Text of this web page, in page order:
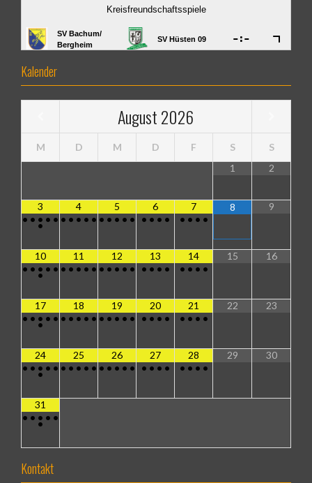
Kalender
August2026
M D M D F S
S
1
2
3
• • • • •
•
4
• • • • •
5
• • • • •
6
• • • •
7
• • • •
8 9
10
• • • • •
•
11
• • • • •
12
• • • • •
13
• • • •
14
• • • •
15 16
17
• • • • •
•
18
• • • • •
19
• • • • •
20
• • • •
21
• • • •
22 23
24
• • • • •
•
25
• • • • •
26
• • • • •
27
• • • •
28
• • • •
29 30
31
• • • • •
•
Kontakt